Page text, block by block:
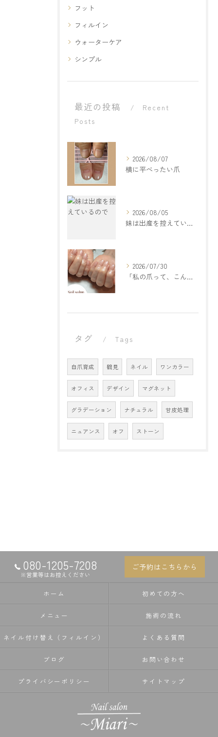
フット
フィルイン
ウォーターケア
シンプル
最近の投稿
Recent
Posts
2026/08/07
横に平べったい爪
2026/08/05
妹は出産を控えているので
2026/07/30
「私の爪って、こんなもの。
タグ Tags
自爪育成 鶴見 ネイル ワンカラー
オフィス デザイン マグネット
グラデーション ナチュラル 甘皮処理
ニュアンス オフ ストーン
080-1205-7208
※営業等はお控えください
ご予約はこちらから
ホーム 初めての方へ
メニュー 施術の流れ
ネイル付け替え（フィルイン） よくある質問
ブログ お問い合わせ
プライバシーポリシー サイトマップ